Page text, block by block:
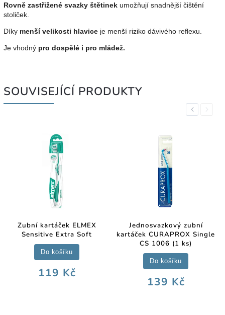
Rovně zastřižené svazky štětinek umožňují snadnější čištění
stoliček.
Díky menší velikosti hlavice je menší riziko dávivého reflexu.
Je vhodný pro dospělé i pro mládež.
SOUVISEJÍCÍ PRODUKTY
Previous
Zubní kartáček ELMEX
Sensitive Extra Soft
119 Kč
Do košíku
Jednosvazkový zubní
kartáček CURAPROX Single
CS 1006 (1 ks)
139 Kč
Do košíku
Next